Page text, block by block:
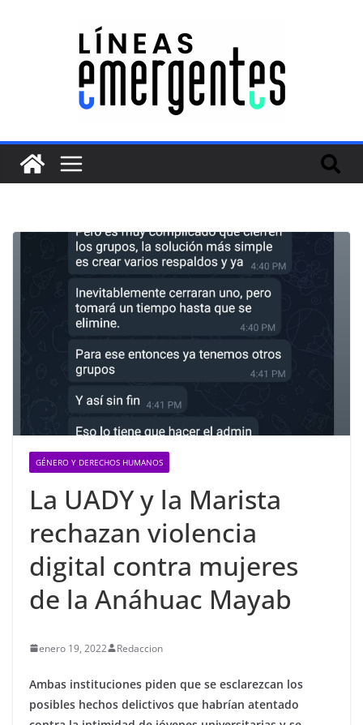
GÉNERO Y DERECHOS HUMANOS
La UADY y la Marista
rechazan violencia
digital contra mujeres
de la Anáhuac Mayab
enero 19, 2022 Redaccion
Ambas instituciones piden que se esclarezcan los
posibles hechos delictivos que habrían atentado